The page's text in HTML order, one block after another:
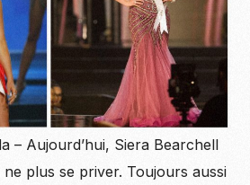
– Aujourd’hui, Siera Bearchell
plus se priver. Toujours aussi